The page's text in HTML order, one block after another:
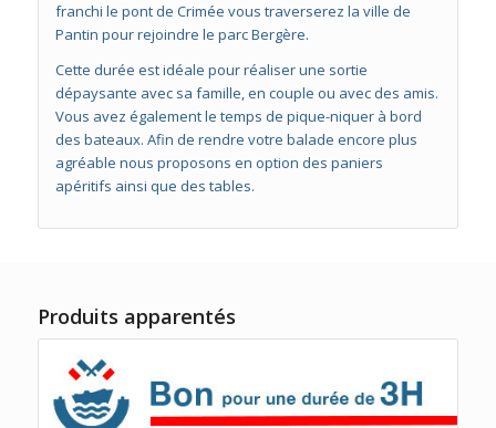
franchi le pont de Crimée vous traverserez la ville de
Pantin pour rejoindre le parc Bergère.
Cette durée est idéale pour réaliser une sortie
dépaysante avec sa famille, en couple ou avec des amis.
Vous avez également le temps de pique-niquer à bord
des bateaux. Afin de rendre votre balade encore plus
agréable nous proposons en option des paniers
apéritifs ainsi que des tables.
Produits apparentés